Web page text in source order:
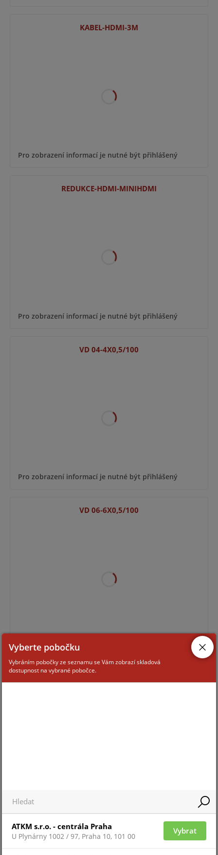
KABEL-HDMI-3M
Pro zobrazení informací je nutné být přihlášený
REDUKCE-HDMI-MINIHDMI
Pro zobrazení informací je nutné být přihlášený
VD 04-4X0,5/100
Pro zobrazení informací je nutné být přihlášený
VD 06-6X0,5/100
PRAFlaGuard+ F-2X2X0.8/100
Pro zobrazení informací je nutné být přihlášený
PRAFlaGuard+ F-1X2X0.8/100
Vyberte pobočku
Vybráním pobočky ze seznamu se Vám zobrazí skladová
dostupnost na vybrané pobočce.
ATKM s.r.o. - centrála Praha
U Plynárny 1002 / 97, Praha 10, 101 00
Vybrat